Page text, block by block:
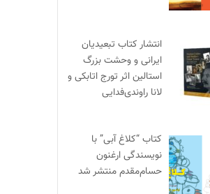
انتشار کتاب تبعیدیان
ایرانی و وحشت بزرگ
استالین اثر تورج اتابکی و
لانا راوندی‌فدایی
کتاب “کلاغ آبی” با
نویسندگی ارغنون
حسام‌مقدم منتشر شد